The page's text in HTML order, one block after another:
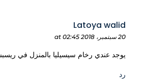
Latoya walid
20 سبتمبر، 2018 at 02:45
يوجد عندي رخام سيسيليا بالمنزل في
رد